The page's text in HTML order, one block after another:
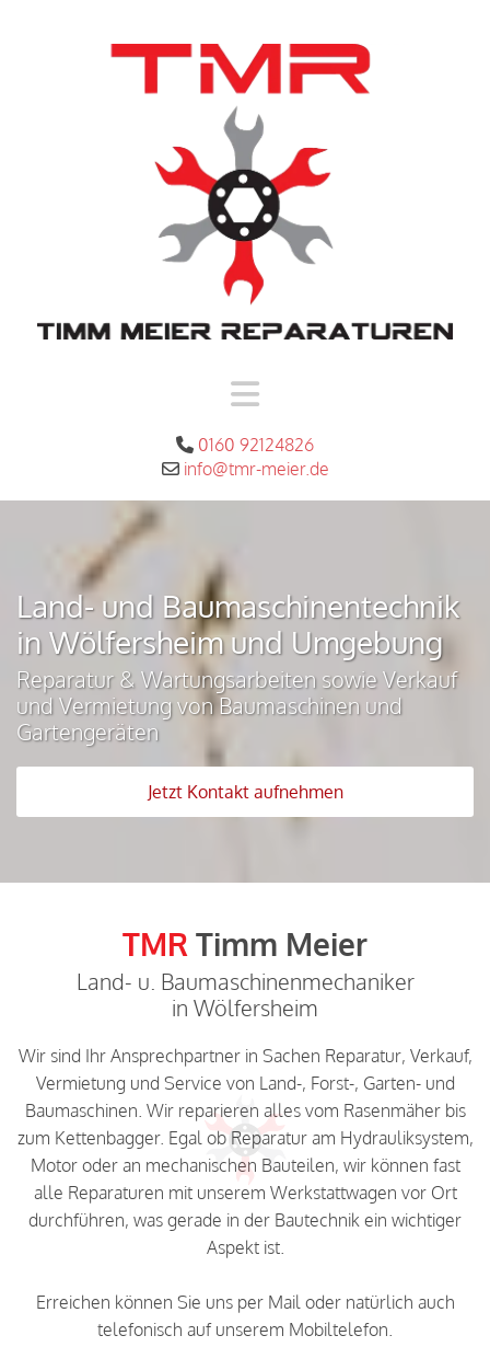
 0160 92124826
 info@tmr-meier.de
Land- und Baumaschinentechnik
in Wölfersheim und Umgebung
Reparatur & Wartungsarbeiten sowie Verkauf
und Vermietung von Baumaschinen und
Gartengeräten
Jetzt Kontakt aufnehmen
TMR Timm Meier
Land- u. Baumaschinenmechaniker
in Wölfersheim
Wir sind Ihr Ansprechpartner in Sachen Reparatur, Verkauf,
Vermietung und Service von Land-, Forst-, Garten- und
Baumaschinen. Wir reparieren alles vom Rasenmäher bis
zum Kettenbagger. Egal ob Reparatur am Hydrauliksystem,
Motor oder an mechanischen Bauteilen, wir können fast
alle Reparaturen mit unserem Werkstattwagen vor Ort
durchführen, was gerade in der Bautechnik ein wichtiger
Aspekt ist.
Erreichen können Sie uns per Mail oder natürlich auch
telefonisch auf unserem Mobiltelefon.